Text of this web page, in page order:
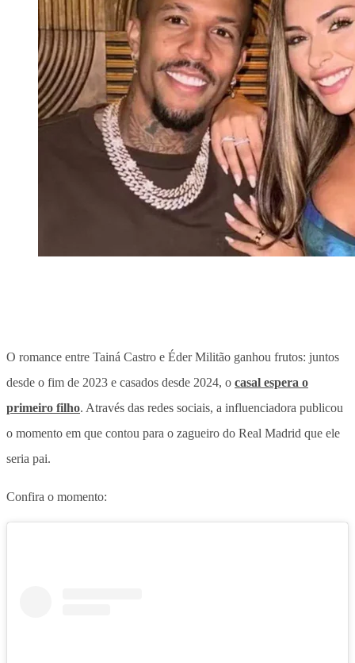
O romance entre Tainá Castro e Éder Militão ganhou frutos: juntos
desde o fim de 2023 e casados desde 2024, o casal espera o
primeiro filho. Através das redes sociais, a influenciadora publicou
o momento em que contou para o zagueiro do Real Madrid que ele
seria pai.
Confira o momento: